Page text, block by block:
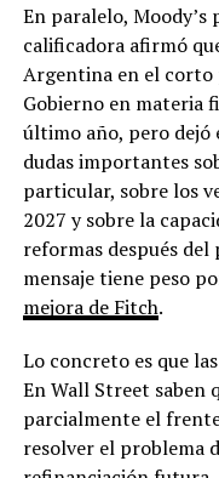
En paralelo,
calificadora afirmó
Argentina en el corto
Gobierno en materia
último año, pero dejó
dudas importantes
particular, sobre los
2027 y sobre la
reformas después
mensaje tiene peso
mejora de Fitch.
Lo concreto es que
En Wall Street saben
parcialmente el
resolver el problema